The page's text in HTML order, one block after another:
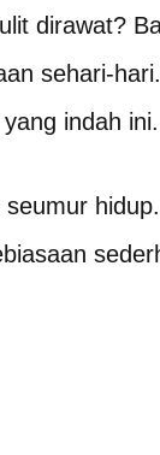
dirawat?
sehari-
indah ini.